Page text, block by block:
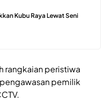
Kubu Raya Lewat Seni
rangkaian peristiwa
pemilik